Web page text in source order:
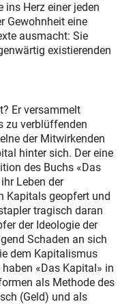
ins Herz einer jeden
Gewohnheit eine
ausmacht: Sie
existierenden
Er versammelt
zu verblüffenden
der Mitwirkenden
hinter sich. Der eine
des Buchs «Das
Leben der
Kapitals geopfert und
tragisch daran
der Ideologie der
Schaden an sich
dem Kapitalismus
«Das Kapital» in
als Methode des
(Geld) und als